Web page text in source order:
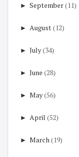
► September(11)
► August(12)
► July(34)
► June (28)
► May(56)
► April (52)
► March(19)